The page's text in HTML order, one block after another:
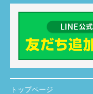
トップページ